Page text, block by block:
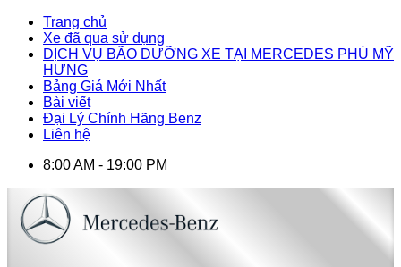
Trang chủ
Xe đã qua sử dụng
DỊCH VỤ BÃO DƯỠNG XE TẠI MERCEDES PHÚ MỸ
HƯNG
Bảng Giá Mới Nhất
Bài viết
Đại Lý Chính Hãng Benz
Liên hệ
8:00 AM - 19:00 PM